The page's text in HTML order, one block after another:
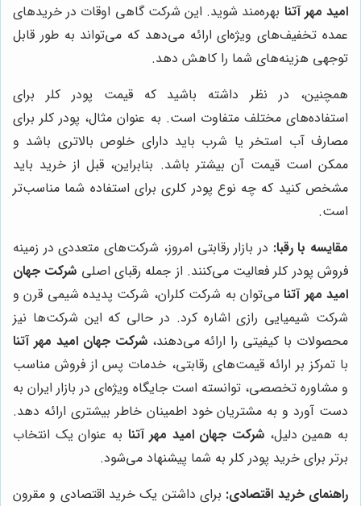
امید مهر آتنا بهره‌مند شوید. این شرکت گاهی اوقات در خریدهای
عمده تخفیف‌های ویژه‌ای ارائه می‌دهد که می‌تواند به طور قابل
توجهی هزینه‌های شما را کاهش دهد.
همچنین، در نظر داشته باشید که قیمت پودر کلر برای
استفاده‌های مختلف متفاوت است. به عنوان مثال، پودر کلر برای
مصارف آب استخر یا شرب باید دارای خلوص بالاتری باشد و
ممکن است قیمت آن بیشتر باشد. بنابراین، قبل از خرید باید
مشخص کنید که چه نوع پودر کلری برای استفاده شما مناسب‌تر
است.
مقایسه با رقبا: در بازار رقابتی امروز، شرکت‌های متعددی در زمینه
فروش پودر کلر فعالیت می‌کنند. از جمله رقبای اصلی شرکت جهان
امید مهر آتنامی‌توان به شرکت کلران، شرکت پدیده شیمی قرن و
شرکت شیمیایی رازی اشاره کرد. در حالی که این شرکت‌ها نیز
محصولات با کیفیتی را ارائه می‌دهند،شرکت جهان امید مهر آتنا
با تمرکز بر ارائه قیمت‌های رقابتی، خدمات پس از فروش مناسب
و مشاوره تخصصی، توانسته است جایگاه ویژه‌ای در بازار ایران به
دست آورد و به مشتریان خود اطمینان خاطر بیشتری ارائه دهد.
به همین دلیل، شرکت جهان امید مهر آتنا به عنوان یک انتخاب
برتر برای خرید پودر کلر به شما پیشنهاد می‌شود.
راهنمای خرید اقتصادی: برای داشتن یک خرید اقتصادی و مقرون